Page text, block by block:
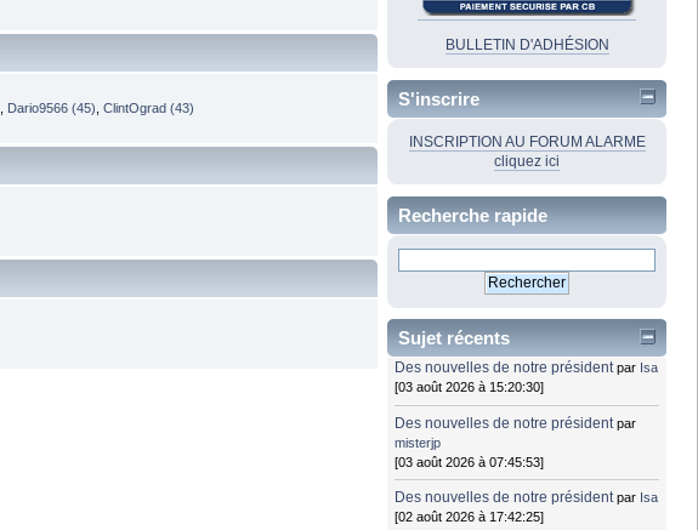
Dario9566 (45) ClintOgrad (43)
BULLETIN D'ADHÉSION
S'inscrire
INSCRIPTION AU FORUM ALARME
cliquez ici
Recherche rapide
Sujet récents
Des nouvelles de notre président par Isa
[03 août 2026 à 15:20:30]
Des nouvelles de notre président par
misterjp
[03 août 2026 à 07:45:53]
Des nouvelles de notre président par Isa
[02 août 2026 à 17:42:25]